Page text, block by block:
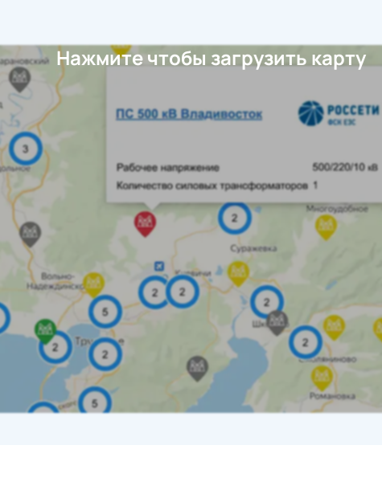
Нажмите чтобы загрузить карту